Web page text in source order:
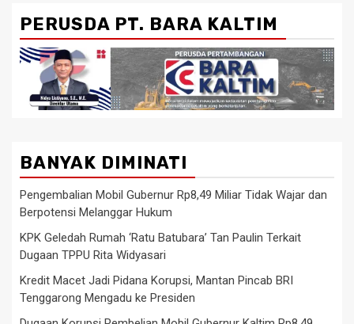
PERUSDA PT. BARA KALTIM
BANYAK DIMINATI
Pengembalian Mobil Gubernur Rp8,49 Miliar Tidak Wajar dan
Berpotensi Melanggar Hukum
KPK Geledah Rumah ‘Ratu Batubara’ Tan Paulin Terkait
Dugaan TPPU Rita Widyasari
Kredit Macet Jadi Pidana Korupsi, Mantan Pincab BRI
Tenggarong Mengadu ke Presiden